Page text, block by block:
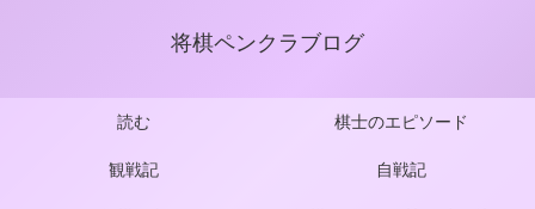
将棋ペンクラブログ
読む 棋士のエピソード
観戦記 自戦記